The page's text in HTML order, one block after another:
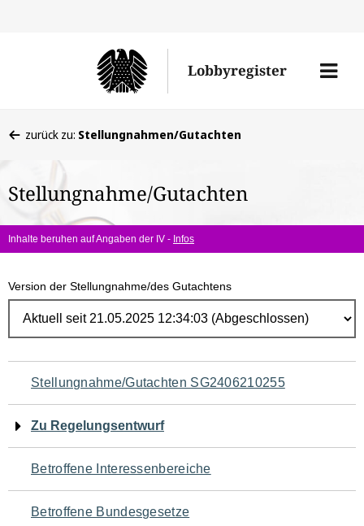
Lobbyregister
Menü
befinden
hier:
zurück zu: Stellungnahmen/Gutachten
Stellungnahme/Gutachten
Inhalte beruhen auf Angaben der IV - Infos
Version der Stellungnahme/des Gutachtens
Navigation
für
den
Seiteninhalt
Stellungnahme/Gutachten SG2406210255
Zu Regelungsentwurf
Betroffene Interessenbereiche
Betroffene Bundesgesetze